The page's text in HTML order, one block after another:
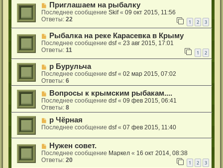
Приглашаем на рыбалку
Последнее сообщениеSkif«09 окт 2015, 11:56
Ответы:22 1 2 3
Рыбалка на реке Карасевка в Крыму
Последнее сообщениеdsf«23 авг 2015, 17:01
Ответы:11 1 2
р Бурульча
Последнее сообщениеdsf«02 мар 2015, 07:02
Ответы:6
Вопросы к крымским рыбакам....
Последнее сообщениеdsf«09 фев 2015, 06:41
Ответы:8
р Чёрная
Последнее сообщениеdsf«07 фев 2015, 11:40
Нужен совет.
Последнее сообщение Маркел « 16 окт 2014, 08:38
Ответы:20 1 2 3